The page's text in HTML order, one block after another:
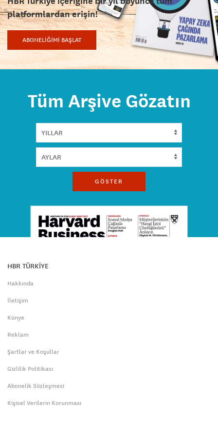
platformlardan erişin!
ABONELİĞİMİ BAŞLAT
Tüm Arşive Gözatın
GÖSTER
HBR TÜRKİYE
Hakkında
İletişim
Künye
Reklam
Şartlar ve Koşullar
Gizlilik Politikası
Abonelik Sözleşmesi
Kişisel Verilerin Korunması